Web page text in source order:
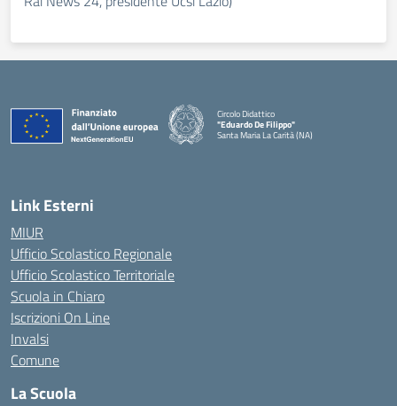
Circolo Didattico
"Eduardo De Filippo"
Santa Maria La Carità (NA)
Link Esterni
MIUR
Ufficio Scolastico Regionale
Ufficio Scolastico Territoriale
Scuola in Chiaro
Iscrizioni On Line
Invalsi
Comune
La Scuola